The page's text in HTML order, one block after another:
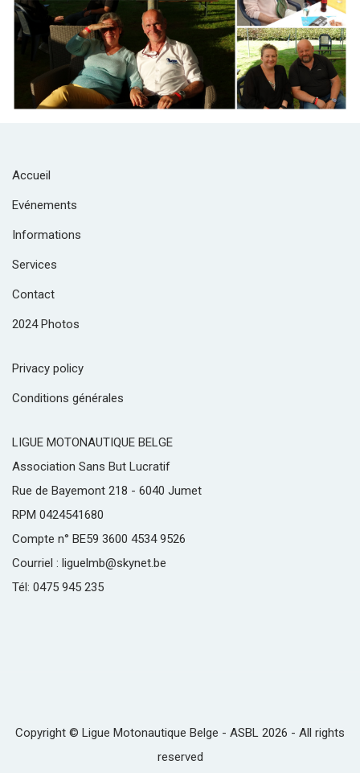
Accueil
Evénements
Informations
Services
Contact
2024 Photos
Privacy policy
Conditions générales
LIGUE MOTONAUTIQUE BELGE
Association Sans But Lucratif
Rue de Bayemont 218 - 6040 Jumet
RPM 0424541680
Compte n° BE59 3600 4534 9526
Courriel : liguelmb@skynet.be
Tél: 0475 945 235
Copyright © Ligue Motonautique Belge - ASBL 2026 - All rights
reserved